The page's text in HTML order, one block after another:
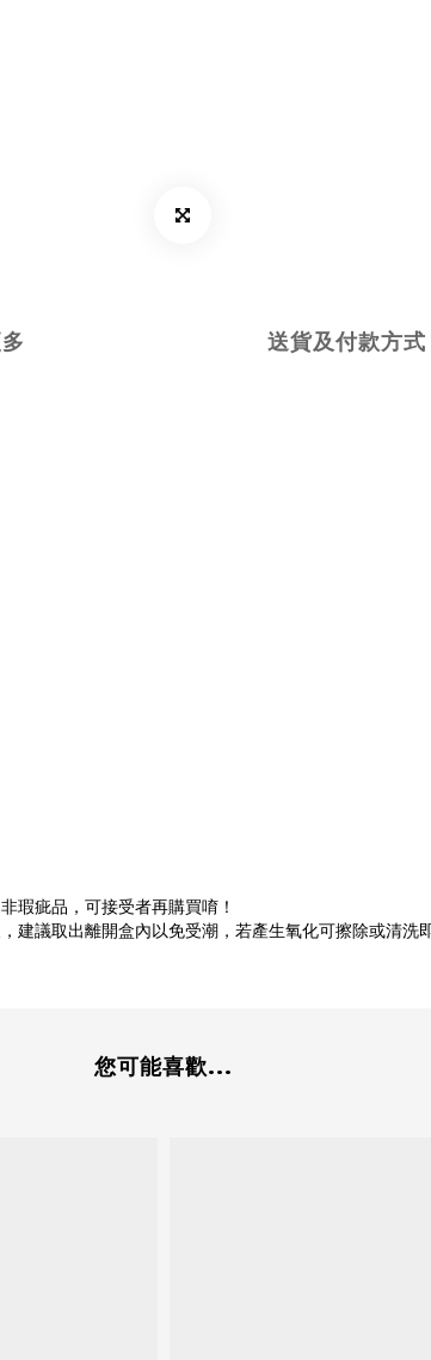
送貨及付款方式
瑕疵品，可接受者再購買唷！
議取出離開盒內以免受潮，若產生氧化可擦除或清洗
您可能喜歡...